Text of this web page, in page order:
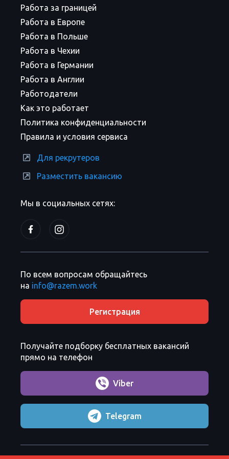
Мы в социальных сетях:
Работа за границей
Работа в Европе
Работа в Польше
Работа в Чехии
Работа в Германии
Работа в Англии
Работодатели
Как это работает
Политика конфиденциальности
Правила и условия сервиса
Для рекрутеров
Разместить вакансию
По всем вопросам обращайтесь
на info@razem.work
Регистрация
Получайте подборку бесплатных вакансий
прямо на телефон
Viber
Telegram